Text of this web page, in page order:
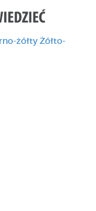
żółty Żółto-